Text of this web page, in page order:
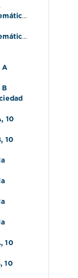
A
B
, 10
, 10
, 10
, 10